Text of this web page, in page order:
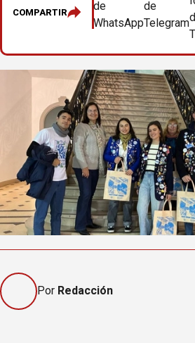
COMPARTIR
Por Redacción